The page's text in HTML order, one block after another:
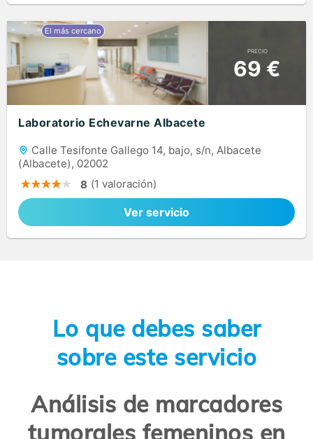
PRECIO
69 €
Laboratorio Echevarne Albacete
Calle Tesifonte Gallego 14, bajo, s/n, Albacete
(Albacete), 02002
8 (1 valoración)
Ver servicio
Lo que debes saber
sobre este servicio
Análisis de marcadores
tumorales femeninos en